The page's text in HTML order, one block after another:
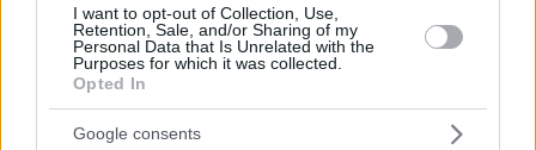
I want to opt-out of Collection, Use,
Retention, Sale, and/or Sharing of my
Personal Data that Is Unrelated with the
Purposes for which it was collected.
Opted In
Google consents
εκκλήσεις στους πολίτες για μείωση κατανάλωσης -
Προβλήματα στις μεταφορές αγαθών στη Γερμανία,
δυσκολίες για τους αγρότες σε Ολλανδία και Ιταλία